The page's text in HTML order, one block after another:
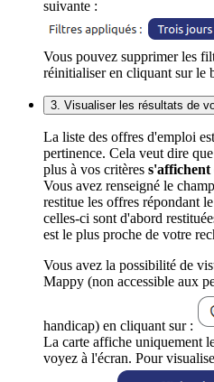
suivante :
Vous pouvez supprimer les
réinitialiser en cliquant sur le
3. Visualiser les résultats de
La liste des offres d'emploi
pertinence. Cela veut dire
plus à vos critères
Vous avez renseigné le
restitue les offres répondant
celles-ci sont d'abord
est le plus proche de votre
Vous avez la possibilité de
Mappy (non accessible aux
handicap) en cliquant sur :
La carte affiche uniquement
voyez à l'écran. Pour